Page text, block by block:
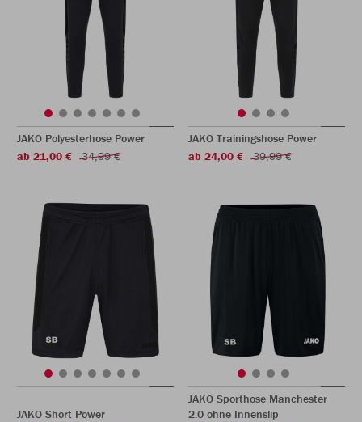
JAKO Polyesterhose Power
ab 21,00 €
34,99 €
JAKO Trainingshose Power
ab 24,00 €
39,99 €
JAKO Short Power
JAKO Sporthose Manchester
2.0 ohne Innenslip